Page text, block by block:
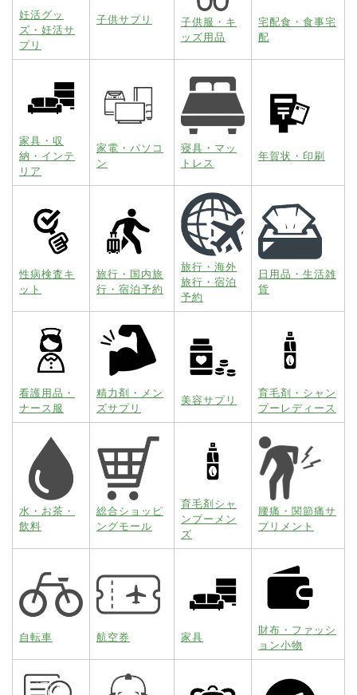
妊活グッ
ズ・妊活サ
プリ
子供サプリ
子供服・キ
ッズ用品
宅配食・食事宅
配
家具・収
納・インテ
リア
家電・パソコ
ン
寝具・マッ
トレス
年賀状・印刷
性病検査キ
ット
旅行・国内旅
行・宿泊予約
旅行・海外
旅行・宿泊
予約
日用品・生活雑
貨
看護用品・
ナース服
精力剤・メン
ズサプリ
美容サプリ
育毛剤・シャン
プーレディース
水・お茶・
飲料
総合ショッピ
ングモール
育毛剤シャ
ンプーメン
ズ
腰痛・関節痛サ
プリメント
自転車 航空券 家具
財布・ファッシ
ョン小物